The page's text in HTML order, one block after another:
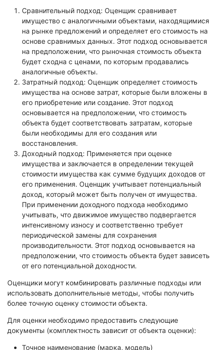
Сравнительный подход: Оценщик сравнивает
имущество с аналогичными объектами, находящимися
на рынке предложений и определяет его стоимость на
основе сравнимых данных. Этот подход основывается
на предположении, что рыночная стоимость объекта
будет сходна с ценами, по которым продавались
аналогичные объекты.
Затратный подход: Оценщик определяет стоимость
имущества на основе затрат, которые были вложены в
его приобретение или создание. Этот подход
основывается на предположении, что стоимость
объекта будет соответствовать затратам, которые
были необходимы для его создания или
восстановления.
Доходный подход: Применяется при оценке
имущества и заключается в определении текущей
стоимости имущества как сумме будущих доходов от
его применения. Оценщик учитывает потенциальный
доход, который может быть получен от имущества.
При применении доходного подхода необходимо
учитывать, что движимое имущество подвергается
интенсивному износу и соответственно требует
периодической замены для сохранения
производительности. Этот подход основывается на
предположении, что стоимость объекта будет зависеть
от его потенциальной доходности.
Оценщики могут комбинировать различные подходы или
использовать дополнительные методы, чтобы получить
более точную оценку стоимости объекта.
Для оценки необходимо предоставить следующие
документы (комплектность зависит от объекта оценки):
Точное наименование (марка, модель)